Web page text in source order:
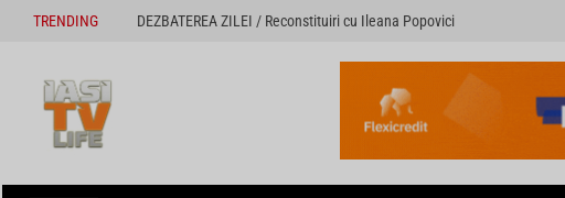
TRENDING DEZBATEREA ZILEI / Reconstituiri cu Ileana Popovici